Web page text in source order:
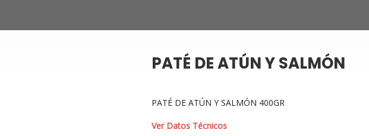
PATÉ DE ATÚN Y SALMÓN
PATÉ DE ATÚN Y SALMÓN 400GR
Ver Datos Técnicos